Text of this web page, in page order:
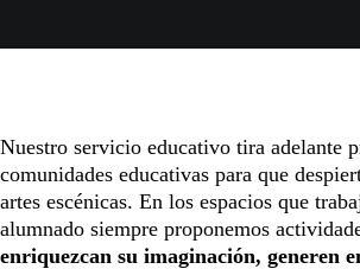
Nuestro servicio educativo tira adelante
comunidades educativas para que
artes escénicas. En los espacios que
alumnado siempre proponemos
enriquezcan su imaginación, generen